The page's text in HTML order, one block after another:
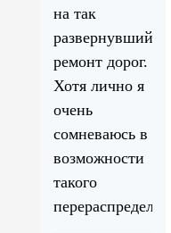
на так
развернувшийся
ремонт дорог.
Хотя лично я
очень
сомневаюсь в
возможности
такого